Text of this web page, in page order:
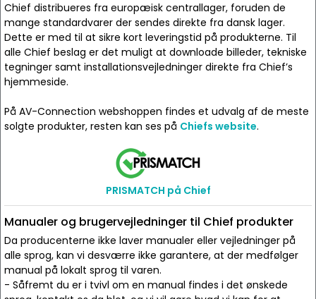
Chief distribueres fra europæisk centrallager, foruden de
mange standardvarer der sendes direkte fra dansk lager.
Dette er med til at sikre kort leveringstid på produkterne. Til
alle Chief beslag er det muligt at downloade billeder, tekniske
tegninger samt installationsvejledninger direkte fra Chief’s
hjemmeside.
På AV-Connection webshoppen findes et udvalg af de meste
solgte produkter, resten kan ses på Chiefs website.
PRISMATCH på Chief
Manualer og brugervejledninger til Chief produkter
Da producenterne ikke laver manualer eller vejledninger på
alle sprog, kan vi desværre ikke garantere, at der medfølger
manual på lokalt sprog til varen.
- Såfremt du er i tvivl om en manual findes i det ønskede